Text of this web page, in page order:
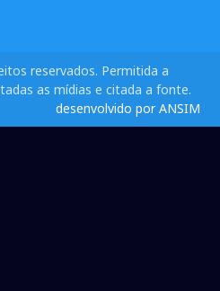
reservados. Permitida a
as mídias e citada a fonte.
desenvolvido por ANSIM